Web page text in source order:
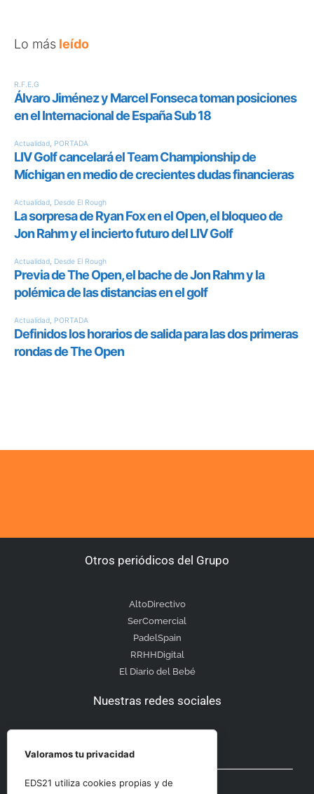
Lo más leído
Otros periódicos del Grupo
AltoDirectivo
SerComercial
PadelSpain
RRHHDigital
El Diario del Bebé
Nuestras redes sociales
Otras secciones
Valoramos tu privacidad
EDS21 utiliza cookies propias y de